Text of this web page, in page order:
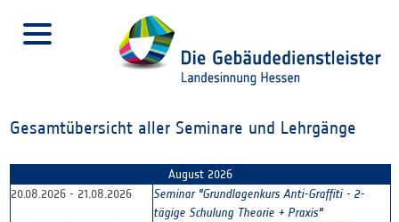
Gesamtübersicht aller Seminare und Lehrgänge
August 2026
20.08.2026 - 21.08.2026
Seminar "Grundlagenkurs Anti-Graffiti - 2-
tägige Schulung Theorie + Praxis"